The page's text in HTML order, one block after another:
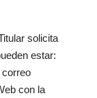
solicita
estar:
correo
con la